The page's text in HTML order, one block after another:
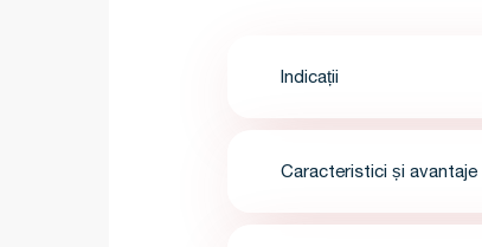
Indicații
Caracteristici și avantaje